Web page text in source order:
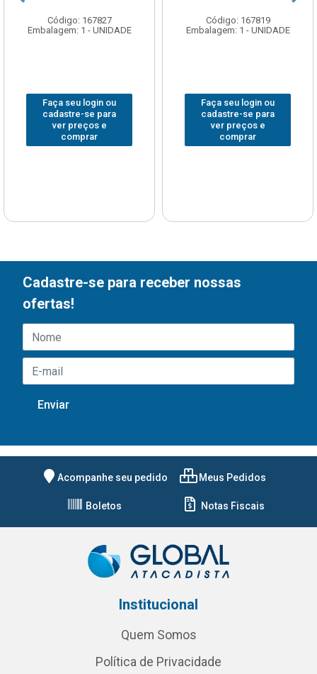
Código: 167827
Embalagem: 1 - UNIDADE
Faça seu login ou
cadastre-se para
ver preços e
comprar
Código: 167819
Embalagem: 1 - UNIDADE
Faça seu login ou
cadastre-se para
ver preços e
comprar
Cadastre-se para receber nossas
ofertas!
Acompanhe seu pedido Meus Pedidos
Boletos Notas Fiscais
Institucional
Quem Somos
Política de Privacidade